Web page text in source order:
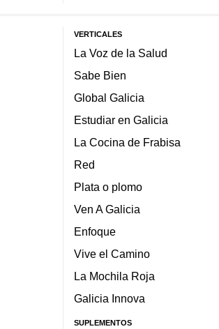
VERTICALES
La Voz de la Salud
Sabe Bien
Global Galicia
Estudiar en Galicia
La Cocina de Frabisa
Red
Plata o plomo
Ven A Galicia
Enfoque
Vive el Camino
La Mochila Roja
Galicia Innova
SUPLEMENTOS